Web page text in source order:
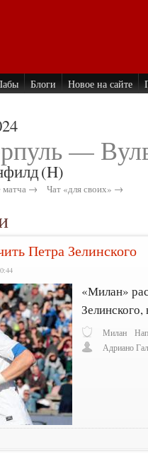
Блоги Новое на сайте
—
(H)
матча → Чат «для своих» →
Петра Зелинского
«Милан»
Милан
Адриано